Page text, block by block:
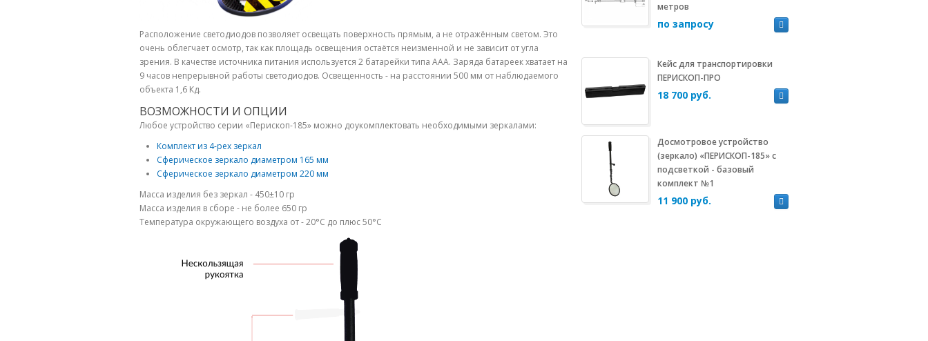
Расположение светодиодов позволяет освещать поверхность прямым, а не отражённым светом. Это
очень облегчает осмотр, так как площадь освещения остаётся неизменной и не зависит от угла
зрения. В качестве источника питания используется 2 батарейки типа ААА. Заряда батареек хватает на
9 часов непрерывной работы светодиодов. Освещенность - на расстоянии 500 мм от наблюдаемого
объекта 1,6 Кд.
ВОЗМОЖНОСТИ И ОПЦИИ
Любое устройство серии «Перископ-185» можно доукомплектовать необходимыми зеркалами:
Комплект из 4-рех зеркал
Сферическое зеркало диаметром 165 мм
Сферическое зеркало диаметром 220 мм
Масса изделия без зеркал - 450±10 гр
Масса изделия в сборе - не более 650 гр
Температура окружающего воздуха от - 20°С до плюс 50°С
метров
по запросу
Кейс для транспортировки
ПЕРИСКОП-ПРО
18 700 руб.
Досмотровое устройство
(зеркало) «ПЕРИСКОП-185» с
подсветкой - базовый
комплект №1
11 900 руб.